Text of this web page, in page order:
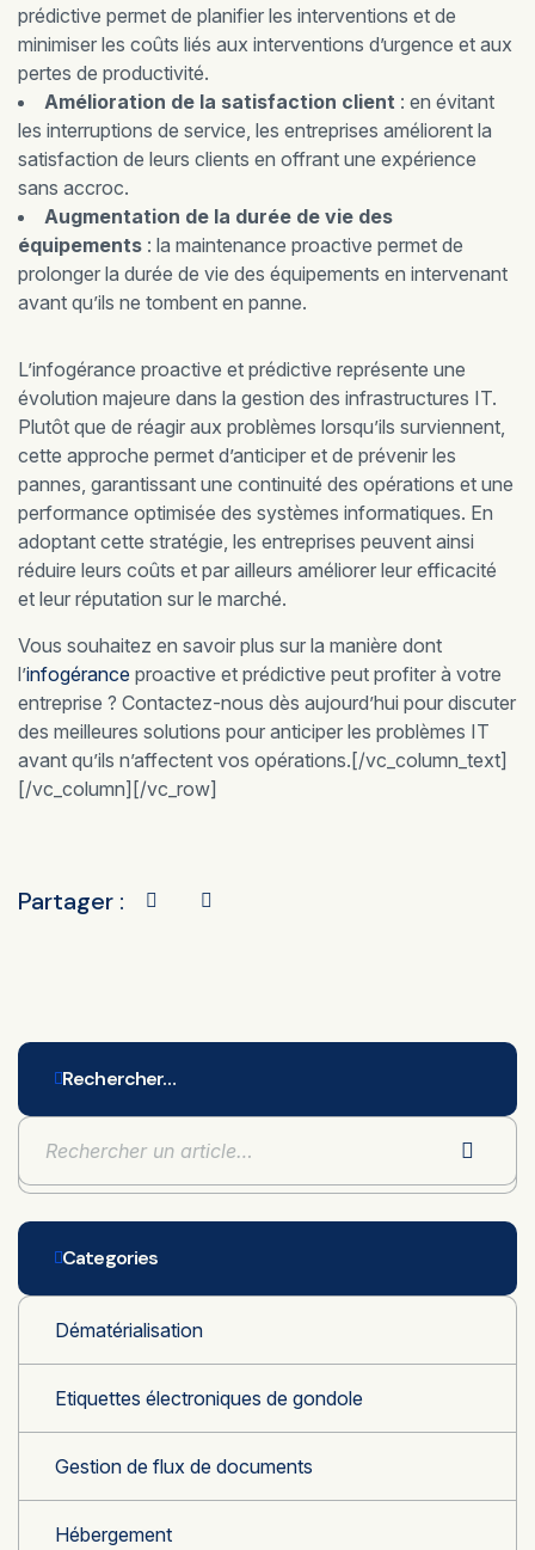
prédictive permet de planifier les interventions et de
minimiser les coûts liés aux interventions d’urgence et aux
pertes de productivité.
Amélioration de la satisfaction client : en évitant
les interruptions de service, les entreprises améliorent la
satisfaction de leurs clients en offrant une expérience
sans accroc.
Augmentation de la durée de vie des
équipements : la maintenance proactive permet de
prolonger la durée de vie des équipements en intervenant
avant qu’ils ne tombent en panne.
L’infogérance proactive et prédictive représente une
évolution majeure dans la gestion des infrastructures IT.
Plutôt que de réagir aux problèmes lorsqu’ils surviennent,
cette approche permet d’anticiper et de prévenir les
pannes, garantissant une continuité des opérations et une
performance optimisée des systèmes informatiques. En
adoptant cette stratégie, les entreprises peuvent ainsi
réduire leurs coûts et par ailleurs améliorer leur efficacité
et leur réputation sur le marché.
Vous souhaitez en savoir plus sur la manière dont
l’infogérance proactive et prédictive peut profiter à votre
entreprise ? Contactez-nous dès aujourd’hui pour discuter
des meilleures solutions pour anticiper les problèmes IT
avant qu’ils n’affectent vos opérations.[/vc_column_text]
[/vc_column][/vc_row]
Partager :
Rechercher…
Categories
Dématérialisation
Etiquettes électroniques de gondole
Gestion de flux de documents
Hébergement